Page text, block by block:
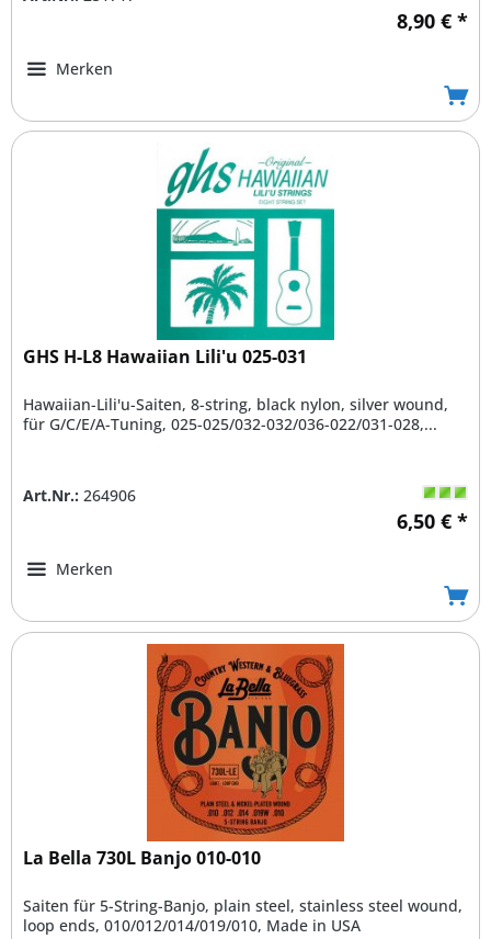
8,90 € *
Merken
GHS H-L8 Hawaiian Lili'u 025-031
Hawaiian-Lili'u-Saiten, 8-string, black nylon, silver wound,
für G/C/E/A-Tuning, 025-025/032-032/036-022/031-028,...
Art.Nr.: 264906
6,50 € *
Merken
La Bella 730L Banjo 010-010
Saiten für 5-String-Banjo, plain steel, stainless steel wound,
loop ends, 010/012/014/019/010, Made in USA